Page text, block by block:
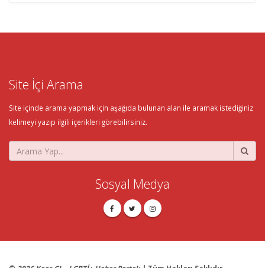
Site İçi Arama
Site içinde arama yapmak için aşağıda bulunan alan ile aramak istediğiniz
kelimeyi yazıp ilgili içerikleri görebilirsiniz.
Sosyal Medya